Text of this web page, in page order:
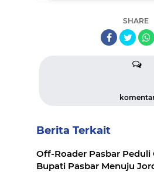
SHARE
Berita Terkait
Off-Roader Pasbar Peduli
Bupati Pasbar Menuju